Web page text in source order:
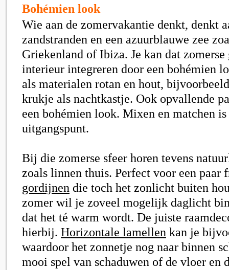
Bohémien look
Wie aan de zomervakantie denkt, denkt
zandstranden en een azuurblauwe zee
Griekenland of Ibiza. Je kan dat
interieur integreren door een bohémien
als materialen rotan en hout,
krukje als nachtkastje. Ook opvallende
een bohémien look. Mixen en matchen
uitgangspunt.
Bij die zomerse sfeer horen tevens
zoals linnen thuis. Perfect voor een paar
gordijnen die toch het zonlicht buiten
zomer wil je zoveel mogelijk daglicht
dat het té warm wordt. De juiste
hierbij. Horizontale lamellen kan je
waardoor het zonnetje nog naar binnen
mooi spel van schaduwen of de vloer en